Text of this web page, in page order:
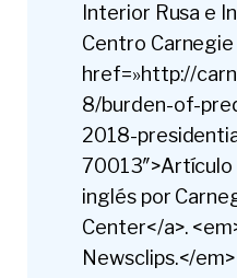
Interior Rusa e
Centro Carnegie
href=»http://
8/burden-of-
2018-
70013″>Artículo
inglés por
Center</a>.
Newsclips.</em>